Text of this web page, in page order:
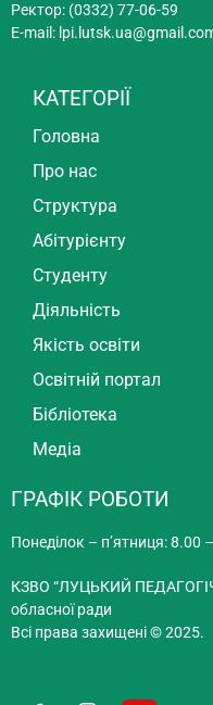
Ректор: (0332) 77-06-59
E-mail:
КАТЕГОРІЇ
Головна
Про нас
Структура
Абітурієнту
Студенту
Діяльність
Якість освіти
Освітній портал
Бібліотека
Медіа
ГРАФІК РОБОТИ
Понеділок – п’ятниця: 8.00
КЗВО “ЛУЦЬКИЙ
обласної ради
Всі права захищені © 2025.